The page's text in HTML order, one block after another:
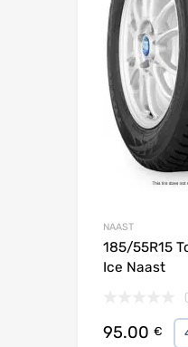
NAAST
185/55R15
Ice Naast
95.00 €